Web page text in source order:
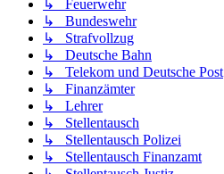
↳ Feuerwehr
↳ Bundeswehr
↳ Strafvollzug
↳ Deutsche Bahn
↳ Telekom und Deutsche Post
↳ Finanzämter
↳ Lehrer
↳ Stellentausch
↳ Stellentausch Polizei
↳ Stellentausch Finanzamt